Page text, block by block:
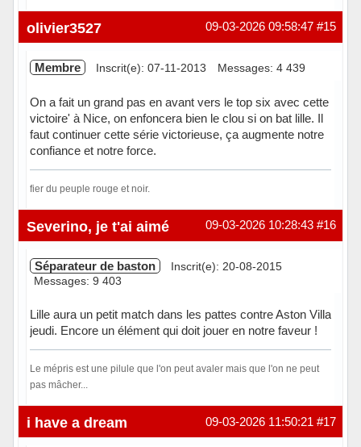
Hors ligne #15
09-03-2026 09:58:47
olivier3527
Membre Inscrit(e): 07-11-2013 Messages: 4 439
On a fait un grand pas en avant vers le top six avec cette
victoire' à Nice, on enfoncera bien le clou si on bat lille. Il
faut continuer cette série victorieuse, ça augmente notre
confiance et notre force.
fier du peuple rouge et noir.
Hors ligne #16
09-03-2026 10:28:43
Severino, je t'ai aimé
Séparateur de baston
Inscrit(e): 20-08-2015
Messages: 9 403
Lille aura un petit match dans les pattes contre Aston Villa
jeudi. Encore un élément qui doit jouer en notre faveur !
Le mépris est une pilule que l'on peut avaler mais que l'on ne peut
pas mâcher...
Hors ligne #17
09-03-2026 11:50:21
i have a dream